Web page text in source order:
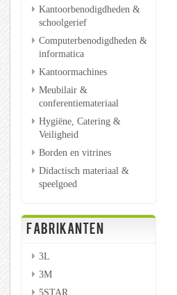
Kantoorbenodigdheden &
schoolgerief
Computerbenodigdheden &
informatica
Kantoormachines
Meubilair &
conferentiemateriaal
Hygiëne, Catering &
Veiligheid
Borden en vitrines
Didactisch materiaal &
speelgoed
FABRIKANTEN
3L
3M
5STAR